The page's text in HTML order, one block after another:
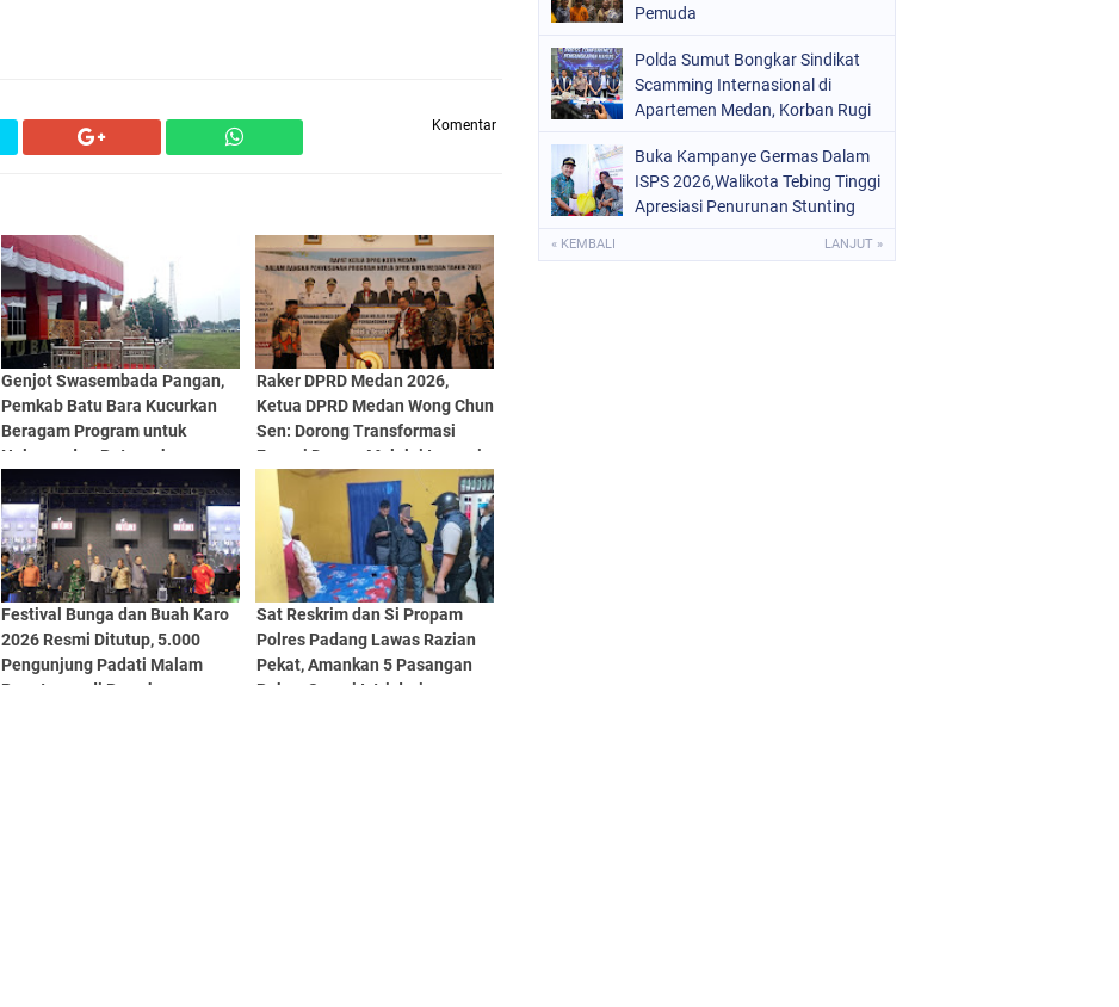
Komentar
Genjot Swasembada Pangan,
Pemkab Batu Bara Kucurkan
Beragam Program untuk
Nelayan dan Peternak
Raker DPRD Medan 2026,
Ketua DPRD Medan Wong Chun
Sen: Dorong Transformasi
Fungsi Dewan Melalui Inovasi
dan Digitalisasi
Festival Bunga dan Buah Karo
2026 Resmi Ditutup, 5.000
Pengunjung Padati Malam
Penutupan di Bawah
Sat Reskrim dan Si Propam
Polres Padang Lawas Razian
Pekat, Amankan 5 Pasangan
Bukan Suami Istri dari
Pemuda
Polda Sumut Bongkar Sindikat
Scamming Internasional di
Apartemen Medan, Korban Rugi
Buka Kampanye Germas Dalam
ISPS 2026,Walikota Tebing Tinggi
Apresiasi Penurunan Stunting
« KEMBALI LANJUT »